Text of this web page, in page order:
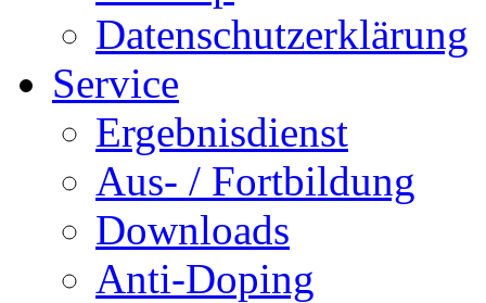
Datenschutzerklärung
Service
Ergebnisdienst
Aus- / Fortbildung
Downloads
Anti-Doping